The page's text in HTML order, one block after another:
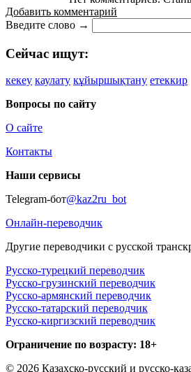
Добавить комментарий
Введите слово →
Сейчас ищут:
кекеу каулату кұйыршықтану етеккир
Вопросы по сайту
О сайте
Контакты
Наши сервисы
Telegram-бот@kaz2ru_bot
Онлайн-переводчик
Другие переводчики с русской
Русско-турецкий переводчик
Русско-грузинский переводчик
Русско-армянский переводчик
Русско-татарский переводчик
Русско-киргизский переводчик
Ограничение по возрасту: 18+
© 2026 Казахско-русский и русско-